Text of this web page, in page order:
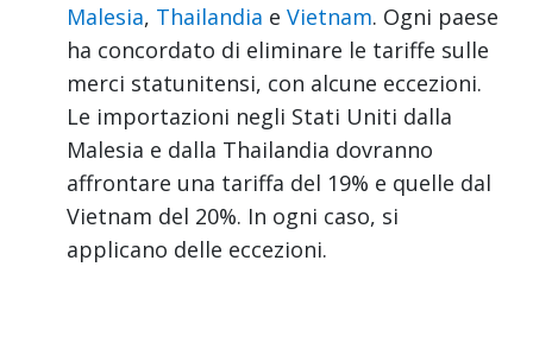
Malesia, Thailandia e Vietnam. Ogni paese
ha concordato di eliminare le tariffe sulle
merci statunitensi, con alcune eccezioni.
Le importazioni negli Stati Uniti dalla
Malesia e dalla Thailandia dovranno
affrontare una tariffa del 19% e quelle dal
Vietnam del 20%. In ogni caso, si
applicano delle eccezioni.